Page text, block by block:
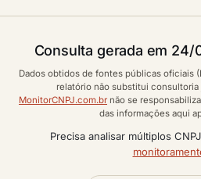
Consulta gerada em 24/
Dados obtidos de fontes públicas oficiais
relatório não substitui
MonitorCNPJ.com.br não se
das informações aqui
Precisa analisar múltiplos